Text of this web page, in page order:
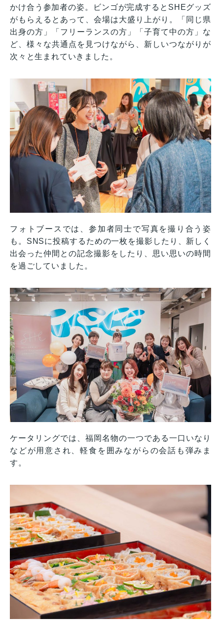
かけ合う参加者の姿。ビンゴが完成するとSHEグッズ
がもらえるとあって、会場は大盛り上がり。「同じ県
出身の方」「フリーランスの方」「子育て中の方」な
ど、様々な共通点を見つけながら、新しいつながりが
次々と生まれていきました。
フォトブースでは、参加者同士で写真を撮り合う姿
も。SNSに投稿するための一枚を撮影したり、新しく
出会った仲間との記念撮影をしたり、思い思いの時間
を過ごしていました。
ケータリングでは、福岡名物の一つである一口いなり
などが用意され、軽食を囲みながらの会話も弾みま
す。